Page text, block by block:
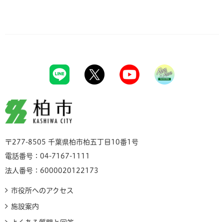
柏市
〒277-8505 千葉県柏市柏五丁目10番1号
電話番号：04-7167-1111
法人番号：6000020122173
市役所へのアクセス
施設案内